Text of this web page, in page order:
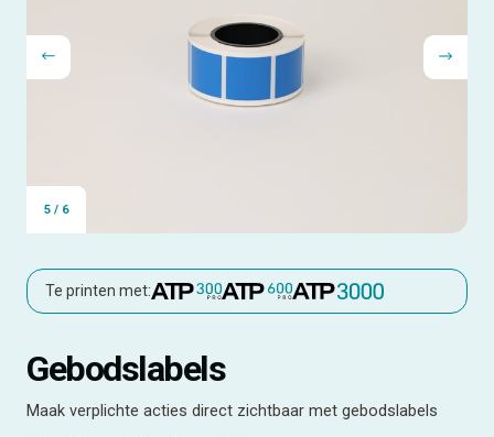
5 / 6
Te printen met:
Gebodslabels
Maak verplichte acties direct zichtbaar met gebodslabels